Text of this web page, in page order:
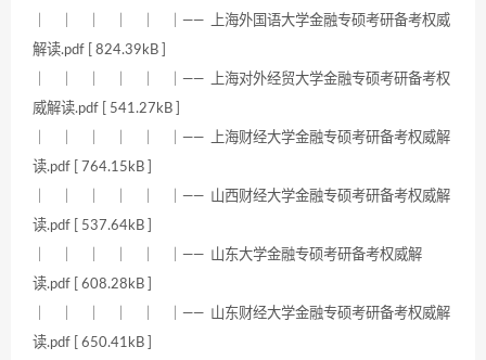
｜ ｜ ｜ ｜ ｜ ｜—— 上海外国语大学金融专硕考研备考权威
解读.pdf [ 824.39kB ]
｜ ｜ ｜ ｜ ｜ ｜—— 上海对外经贸大学金融专硕考研备考权
威解读.pdf [ 541.27kB ]
｜ ｜ ｜ ｜ ｜ ｜—— 上海财经大学金融专硕考研备考权威解
读.pdf [ 764.15kB ]
｜ ｜ ｜ ｜ ｜ ｜—— 山西财经大学金融专硕考研备考权威解
读.pdf [ 537.64kB ]
｜ ｜ ｜ ｜ ｜ ｜—— 山东大学金融专硕考研备考权威解
读.pdf [ 608.28kB ]
｜ ｜ ｜ ｜ ｜ ｜—— 山东财经大学金融专硕考研备考权威解
读.pdf [ 650.41kB ]